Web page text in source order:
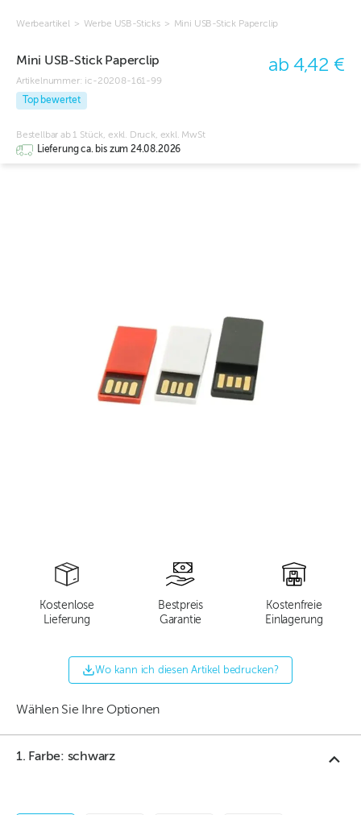
Werbeartikel > Werbe USB-Sticks > Mini USB-Stick Paperclip
Mini USB-Stick Paperclip
Artikelnummer: ic-20208-161-99
Top bewertet
ab 4,42 €
Bestellbar ab 1 Stück, exkl. Druck, exkl. MwSt
Lieferung ca. bis zum 24.08.2026
Kostenlose
Lieferung
Bestpreis
Garantie
Kostenfreie
Einlagerung
Wo kann ich diesen Artikel bedrucken?
Wählen Sie Ihre Optionen
1. Farbe: schwarz